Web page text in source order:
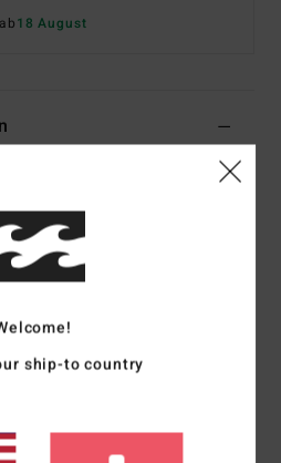
18 August
mus
komfortabler Regular Fit
Baumwolle
ship-to country